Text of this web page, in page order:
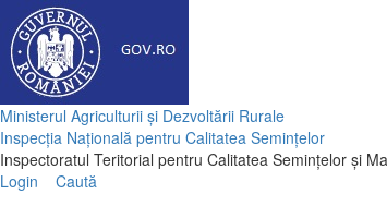
Ministerul Agriculturii și Dezvoltării Rurale
Inspecția Națională pentru Calitatea Semințelor
Inspectoratul Teritorial pentru Calitatea Semințelor și
Login
Caută